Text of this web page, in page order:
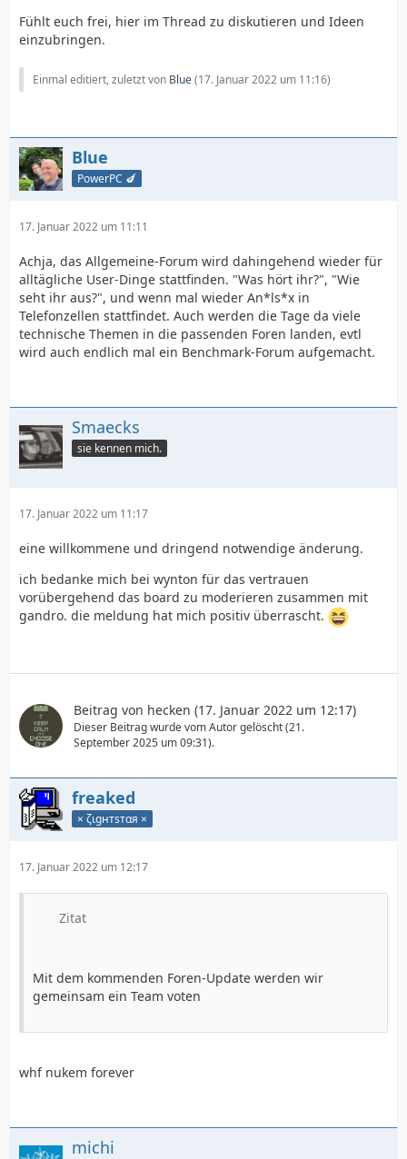
Fühlt euch frei, hier im Thread zu diskutieren und Ideen
einzubringen.
Einmal editiert, zuletzt von Blue(17. Januar 2022 um 11:16)
Blue
PowerPC 🍆
17. Januar 2022 um 11:11
Achja, das Allgemeine-Forum wird dahingehend wieder für
alltägliche User-Dinge stattfinden. "Was hört ihr?", "Wie
seht ihr aus?", und wenn mal wieder An*ls*x in
Telefonzellen stattfindet. Auch werden die Tage da viele
technische Themen in die passenden Foren landen, evtl
wird auch endlich mal ein Benchmark-Forum aufgemacht.
Smaecks
sie kennen mich.
17. Januar 2022 um 11:17
eine willkommene und dringend notwendige änderung.
ich bedanke mich bei wynton für das vertrauen
vorübergehend das board zu moderieren zusammen mit
gandro. die meldung hat mich positiv überrascht.
Beitrag von hecken (17. Januar 2022 um 12:17)
Dieser Beitrag wurde vom Autor gelöscht (21.
September 2025 um 09:31).
freaked
× ζιgнтѕтαя ×
17. Januar 2022 um 12:17
Zitat
Mit dem kommenden Foren-Update werden wir
gemeinsam ein Team voten
whf nukem forever
michi